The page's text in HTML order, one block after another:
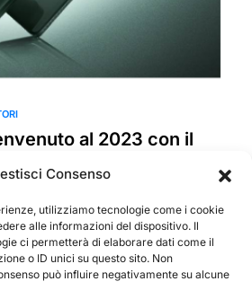
Consenso
utilizziamo tecnologie come i cookie
alle informazioni del dispositivo. Il
ci permetterà di elaborare dati come il
o ID unici su questo sito. Non
può influire negativamente su alcune
al 2023 con il
punta del 2023: lo smartphone…
Leggi tutto